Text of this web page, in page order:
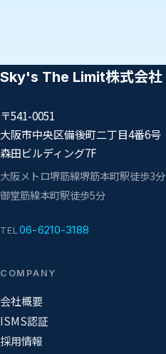
Sky's The Limit株式会社
〒541-0051
大阪市中央区備後町二丁目4番6号
森田ビルディング7F
大阪メトロ堺筋線堺筋本町駅徒歩3分
御堂筋線本町駅徒歩5分
TEL 06-6210-3188
COMPANY
会社概要
ISMS認証
採用情報